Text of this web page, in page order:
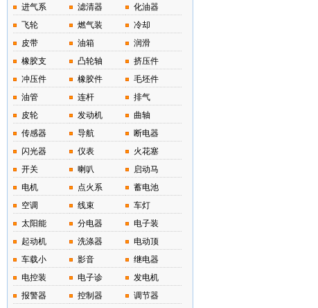
进气系
滤清器
化油器
飞轮
燃气装
冷却
皮带
油箱
润滑
橡胶支
凸轮轴
挤压件
冲压件
橡胶件
毛坯件
油管
连杆
排气
皮轮
发动机
曲轴
传感器
导航
断电器
闪光器
仪表
火花塞
开关
喇叭
启动马
电机
点火系
蓄电池
空调
线束
车灯
太阳能
分电器
电子装
起动机
洗涤器
电动顶
车载小
影音
继电器
电控装
电子诊
发电机
报警器
控制器
调节器